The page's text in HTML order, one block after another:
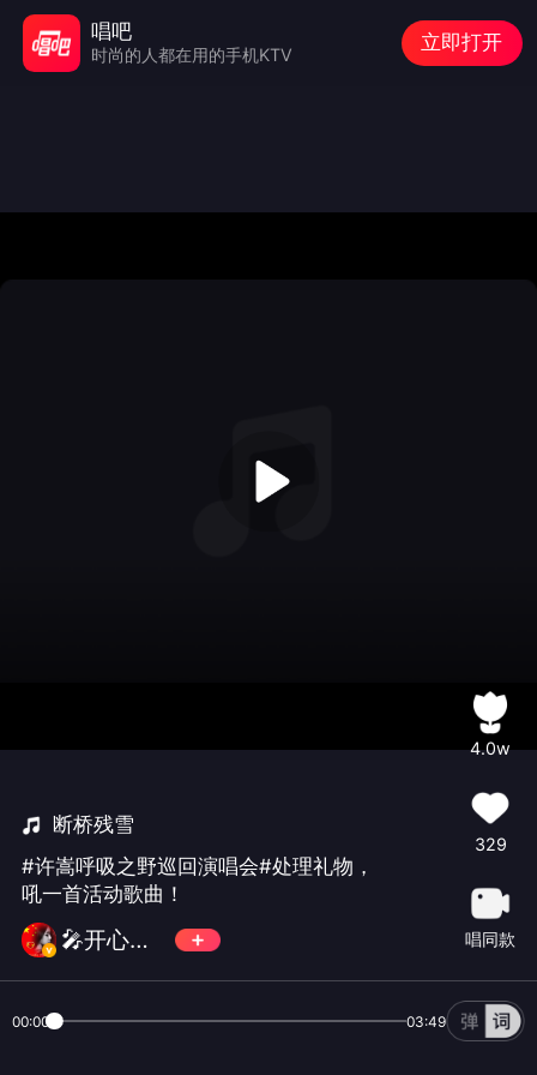
断桥残雪
#许嵩呼吸之野巡回演唱会#处理礼物，
吼一首活动歌曲！
🎤开心💘乐园🎸
4.0w
329
唱同款
00:00 03:49
唱吧
时尚的人都在用的手机KTV
立即打开